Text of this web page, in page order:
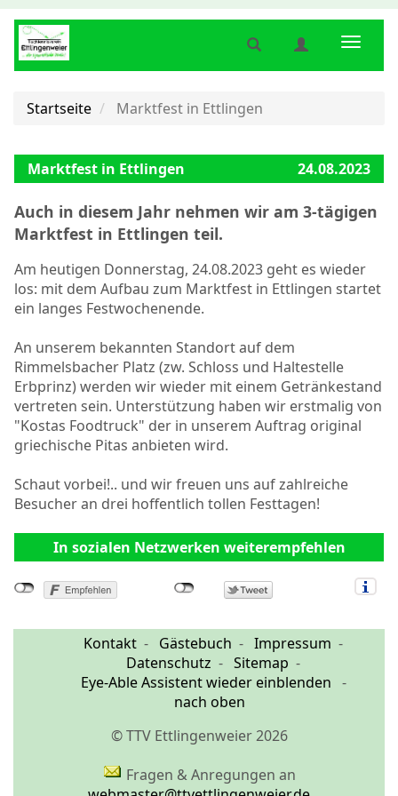
Benutzermenü
Suche
verbergen
Startseite Marktfest in Ettlingen
Marktfest in Ettlingen 24.08.2023
Auch in diesem Jahr nehmen wir am 3-tägigen
Marktfest in Ettlingen teil.
Am heutigen Donnerstag, 24.08.2023 geht es wieder
los: mit dem Aufbau zum Marktfest in Ettlingen startet
ein langes Festwochenende.
An unserem bekannten Standort auf dem
Rimmelsbacher Platz (zw. Schloss und Haltestelle
Erbprinz) werden wir wieder mit einem Getränkestand
vertreten sein. Unterstützung haben wir erstmalig von
"Kostas Foodtruck" der in unserem Auftrag original
griechische Pitas anbieten wird.
Schaut vorbei!.. und wir freuen uns auf zahlreiche
Besucher an drei hoffentlich tollen Festtagen!
In sozialen Netzwerken weiterempfehlen
Kontakt Gästebuch
Impressum
Datenschutz
Sitemap
Eye-Able Assistent wieder einblenden
nach oben
© TTV Ettlingenweier 2026
Fragen & Anregungen an